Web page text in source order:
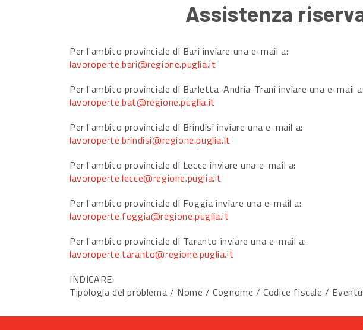
Assistenza
Per l'ambito provinciale di Bari inviare una e-mail a:
lavoroperte.bari@regione.puglia.it
Per l'ambito provinciale di Barletta-Andria-Trani inviare una e-mail a:
lavoroperte.bat@regione.puglia.it
Per l'ambito provinciale di Brindisi inviare una e-mail a:
lavoroperte.brindisi@regione.puglia.it
Per l'ambito provinciale di Lecce inviare una e-mail a:
lavoroperte.lecce@regione.puglia.it
Per l'ambito provinciale di Foggia inviare una e-mail a:
lavoroperte.foggia@regione.puglia.it
Per l'ambito provinciale di Taranto inviare una e-mail a:
lavoroperte.taranto@regione.puglia.it
INDICARE:
Tipologia del problema / Nome / Cognome / Codice fiscale /